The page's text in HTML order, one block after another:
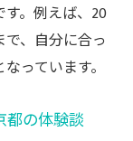
。例えば、20
、自分に合っ
っています。
都の体験談